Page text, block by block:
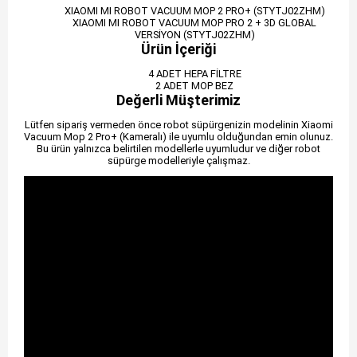
XIAOMI MI ROBOT VACUUM MOP 2 PRO+ (STYTJ02ZHM)
XIAOMI MI ROBOT VACUUM MOP PRO 2 + 3D GLOBAL
VERSİYON (STYTJ02ZHM)
Ürün İçeriği
4 ADET HEPA FİLTRE
2 ADET MOP BEZ
Değerli Müşterimiz
Lütfen sipariş vermeden önce robot süpürgenizin modelinin Xiaomi
Vacuum Mop 2 Pro+ (Kameralı) ile uyumlu olduğundan emin olunuz.
Bu ürün yalnızca belirtilen modellerle uyumludur ve diğer robot
süpürge modelleriyle çalışmaz.